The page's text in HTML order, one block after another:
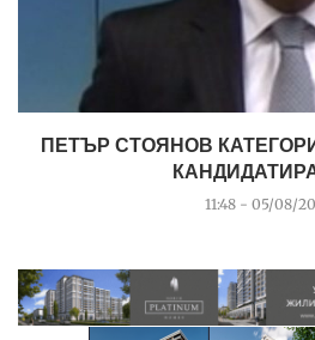
ПЕТЪР СТОЯНОВ
11:48 - 05/08/